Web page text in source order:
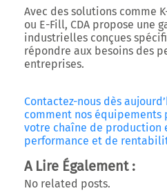
Avec des solutions comme
ou E-Fill, CDA propose une
industrielles conçues
répondre aux besoins des
entreprises.
Contactez-nous dès
comment nos équipements
votre chaîne de production
performance et de
A Lire Également :
No related posts.